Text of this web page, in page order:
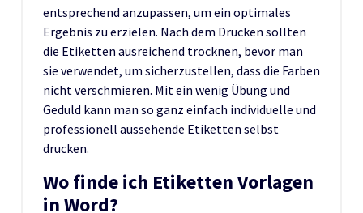
entsprechend anzupassen, um ein optimales
Ergebnis zu erzielen. Nach dem Drucken sollten
die Etiketten ausreichend trocknen, bevor man
sie verwendet, um sicherzustellen, dass die Farben
nicht verschmieren. Mit ein wenig Übung und
Geduld kann man so ganz einfach individuelle und
professionell aussehende Etiketten selbst
drucken.
Wo finde ich Etiketten Vorlagen
in Word?